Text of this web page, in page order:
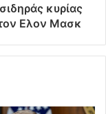
κυρίας
Ελον Μασκ